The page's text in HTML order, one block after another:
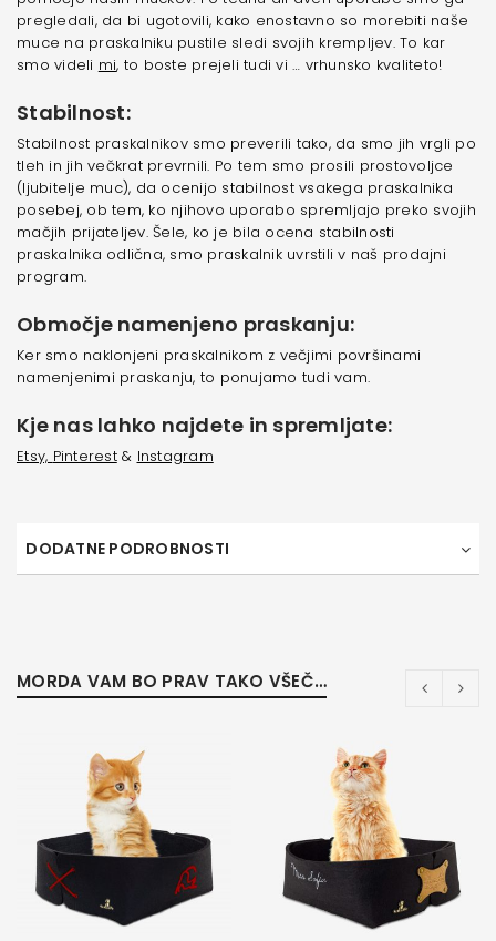
pregledali, da bi ugotovili, kako enostavno so morebiti naše
muce na praskalniku pustile sledi svojih krempljev. To kar
smo videli mi, to boste prejeli tudi vi … vrhunsko kvaliteto!
Stabilnost:
Stabilnost praskalnikov smo preverili tako, da smo jih vrgli po
tleh in jih večkrat prevrnili. Po tem smo prosili prostovoljce
(ljubitelje muc), da ocenijo stabilnost vsakega praskalnika
posebej, ob tem, ko njihovo uporabo spremljajo preko svojih
mačjih prijateljev. Šele, ko je bila ocena stabilnosti
praskalnika odlična, smo praskalnik uvrstili v naš prodajni
program.
Območje namenjeno praskanju:
Ker smo naklonjeni praskalnikom z večjimi površinami
namenjenimi praskanju, to ponujamo tudi vam.
Kje nas lahko najdete in spremljate:
Etsy, Pinterest& Instagram
DODATNE PODROBNOSTI
MORDA VAM BO PRAV TAKO VŠEČ…